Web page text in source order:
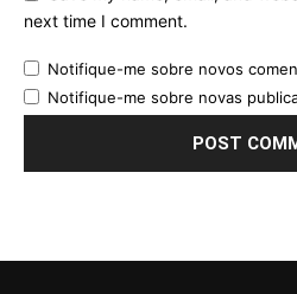
next time I comment.
Notifique-me sobre novos
Notifique-me sobre novas